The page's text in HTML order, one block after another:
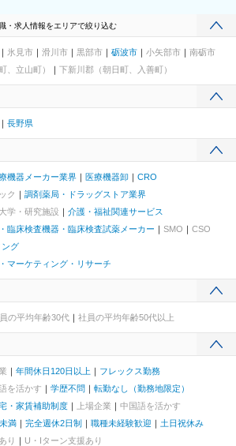
・求人情報をエリアで絞り込む
氷見市 滑川市 黒部市 砺波市 小矢部市
南砺市
、立山町） 下新川郡（朝日町、入善町）
長野県
機器メーカー業界 医療機器卸
CRO
ク
調剤薬局・ドラッグストア業界
大学・研究施設
介護・福祉関連サービス
臨床検査機器・臨床検査試薬メーカー SMO
CSO
ング
マーケティング・リサーチ
の平均年齢30代 社員の平均年齢50代以上
年間休日120日以上
フレックス勤務
を活かす 学歴不問
転勤なし（勤務地限定）
・家賃補助制度 上場企業
中国語を活かす
満 完全週休2日制 職種未経験歓迎
土日祝休み
り U・Iターン支援あり